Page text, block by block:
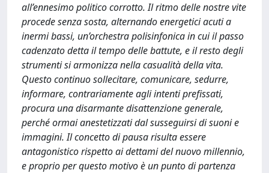
all’ennesimo politico corrotto. Il ritmo delle nostre vite
procede senza sosta, alternando energetici acuti a
inermi bassi, un’orchestra polisinfonica in cui il passo
cadenzato detta il tempo delle battute, e il resto degli
strumenti si armonizza nella casualità della vita.
Questo continuo sollecitare, comunicare, sedurre,
informare, contrariamente agli intenti prefissati,
procura una disarmante disattenzione generale,
perché ormai anestetizzati dal susseguirsi di suoni e
immagini. Il concetto di pausa risulta essere
antagonistico rispetto ai dettami del nuovo millennio,
e proprio per questo motivo è un punto di partenza